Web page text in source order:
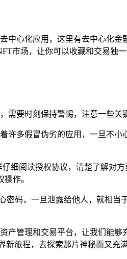
心化应用，这里有去中心化
市场，让你可以收藏和交易独
需要时刻保持警惕，注意一些关
多假冒伪劣的应用，一旦不
细阅读授权协议，清楚了解对
作。
码，一旦泄露给他人，就相
产管理和交易平台，让我们能
旅程，去探索那片神秘而又充